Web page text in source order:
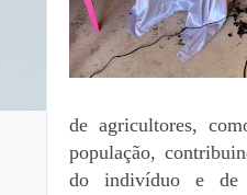
de agricultores,
população,
do indivíduo e de